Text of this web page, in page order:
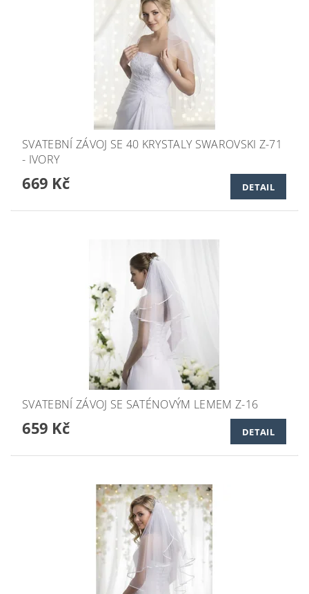
SVATEBNÍ ZÁVOJ SE 40 KRYSTALY SWAROVSKI Z-71
- IVORY
669 Kč DETAIL
SVATEBNÍ ZÁVOJ SE SATÉNOVÝM LEMEM Z-16
659 Kč DETAIL